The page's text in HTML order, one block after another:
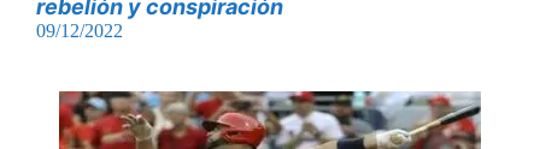
rebelión y conspiración
09/12/2022